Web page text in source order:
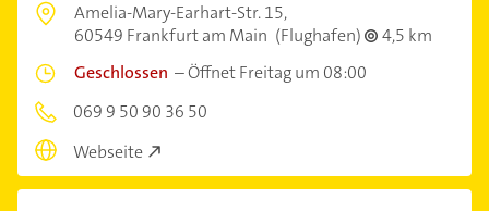
Amelia-Mary-Earhart-Str. 15,
60549 Frankfurt am Main (Flughafen)
4,5 km
Geschlossen –Öffnet Freitag um 08:00
069 9 50 90 36 50
Webseite